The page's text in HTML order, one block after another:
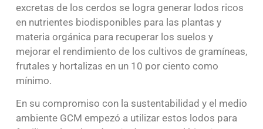
excretas de los cerdos se logra generar lodos ricos
en nutrientes biodisponibles para las plantas y
materia orgánica para recuperar los suelos y
mejorar el rendimiento de los cultivos de gramíneas,
frutales y hortalizas en un 10 por ciento como
mínimo.
En su compromiso con la sustentabilidad y el medio
ambiente GCM empezó a utilizar estos lodos para